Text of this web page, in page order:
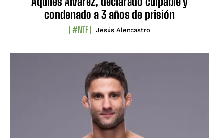
condenado a 3 años de prisión
#NTF Jesús Alencastro